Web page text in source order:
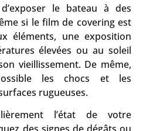
le bateau à des
si le film de covering est
éléments, une exposition
élevées ou au soleil
vieillissement. De même,
les chocs et les
rugueuses.
l’état de votre